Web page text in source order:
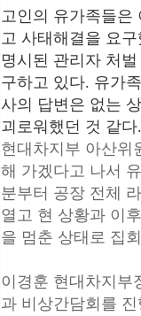
고인의 유가족들은
고 사태해결을 요
명시된 관리자 처
구하고 있다. 유가
사의 답변은 없는
괴로워했던 것 같
현대차지부 아산위
해 가겠다고 나서
분부터 공장 전체
열고 현 상황과 이
을 멈춘 상태로 집
이경훈 현대차지부
과 비상간담회를